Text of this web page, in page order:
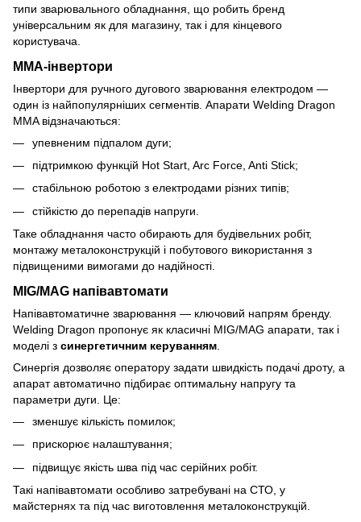
типи зварювального обладнання, що робить бренд
універсальним як для магазину, так і для кінцевого
користувача.
MMA-інвертори
Інвертори для ручного дугового зварювання електродом —
один із найпопулярніших сегментів. Апарати Welding Dragon
MMA відзначаються:
упевненим підпалом дуги;
підтримкою функцій Hot Start, Arc Force, Anti Stick;
стабільною роботою з електродами різних типів;
стійкістю до перепадів напруги.
Таке обладнання часто обирають для будівельних робіт,
монтажу металоконструкцій і побутового використання з
підвищеними вимогами до надійності.
MIG/MAG напівавтомати
Напівавтоматичне зварювання — ключовий напрям бренду.
Welding Dragon пропонує як класичні MIG/MAG апарати, так і
моделі з синергетичним керуванням
Синергія дозволяє оператору задати швидкість подачі дроту, а
апарат автоматично підбирає оптимальну напругу та
параметри дуги. Це:
зменшує кількість помилок;
прискорює налаштування;
підвищує якість шва під час серійних робіт.
Такі напівавтомати особливо затребувані на СТО, у
майстернях та під час виготовлення металоконструкцій.